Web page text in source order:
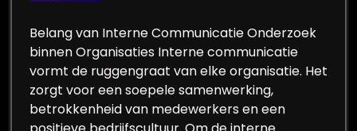
Belang van Interne Communicatie Onderzoek
binnen Organisaties Interne communicatie
vormt de ruggengraat van elke organisatie. Het
zorgt voor een soepele samenwerking,
betrokkenheid van medewerkers en een